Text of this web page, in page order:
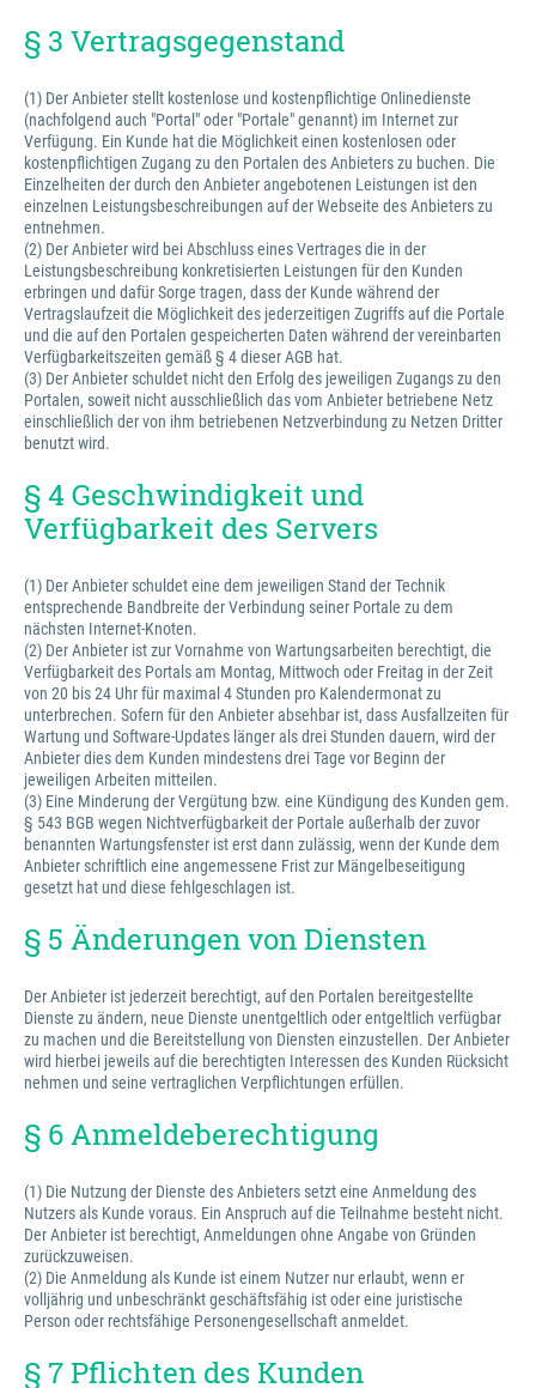
§ 3 Vertragsgegenstand
(1) Der Anbieter stellt kostenlose und kostenpflichtige Onlinedienste
(nachfolgend auch "Portal" oder "Portale" genannt) im Internet zur
Verfügung. Ein Kunde hat die Möglichkeit einen kostenlosen oder
kostenpflichtigen Zugang zu den Portalen des Anbieters zu buchen. Die
Einzelheiten der durch den Anbieter angebotenen Leistungen ist den
einzelnen Leistungsbeschreibungen auf der Webseite des Anbieters zu
entnehmen.
(2) Der Anbieter wird bei Abschluss eines Vertrages die in der
Leistungsbeschreibung konkretisierten Leistungen für den Kunden
erbringen und dafür Sorge tragen, dass der Kunde während der
Vertragslaufzeit die Möglichkeit des jederzeitigen Zugriffs auf die Portale
und die auf den Portalen gespeicherten Daten während der vereinbarten
Verfügbarkeitszeiten gemäß § 4 dieser AGB hat.
(3) Der Anbieter schuldet nicht den Erfolg des jeweiligen Zugangs zu den
Portalen, soweit nicht ausschließlich das vom Anbieter betriebene Netz
einschließlich der von ihm betriebenen Netzverbindung zu Netzen Dritter
benutzt wird.
§ 4 Geschwindigkeit und
Verfügbarkeit des Servers
(1) Der Anbieter schuldet eine dem jeweiligen Stand der Technik
entsprechende Bandbreite der Verbindung seiner Portale zu dem
nächsten Internet-Knoten.
(2) Der Anbieter ist zur Vornahme von Wartungsarbeiten berechtigt, die
Verfügbarkeit des Portals am Montag, Mittwoch oder Freitag in der Zeit
von 20 bis 24 Uhr für maximal 4 Stunden pro Kalendermonat zu
unterbrechen. Sofern für den Anbieter absehbar ist, dass Ausfallzeiten für
Wartung und Software-Updates länger als drei Stunden dauern, wird der
Anbieter dies dem Kunden mindestens drei Tage vor Beginn der
jeweiligen Arbeiten mitteilen.
(3) Eine Minderung der Vergütung bzw. eine Kündigung des Kunden gem.
§ 543 BGB wegen Nichtverfügbarkeit der Portale außerhalb der zuvor
benannten Wartungsfenster ist erst dann zulässig, wenn der Kunde dem
Anbieter schriftlich eine angemessene Frist zur Mängelbeseitigung
gesetzt hat und diese fehlgeschlagen ist.
§ 5 Änderungen von Diensten
Der Anbieter ist jederzeit berechtigt, auf den Portalen bereitgestellte
Dienste zu ändern, neue Dienste unentgeltlich oder entgeltlich verfügbar
zu machen und die Bereitstellung von Diensten einzustellen. Der Anbieter
wird hierbei jeweils auf die berechtigten Interessen des Kunden Rücksicht
nehmen und seine vertraglichen Verpflichtungen erfüllen.
§ 6 Anmeldeberechtigung
(1) Die Nutzung der Dienste des Anbieters setzt eine Anmeldung des
Nutzers als Kunde voraus. Ein Anspruch auf die Teilnahme besteht nicht.
Der Anbieter ist berechtigt, Anmeldungen ohne Angabe von Gründen
zurückzuweisen.
(2) Die Anmeldung als Kunde ist einem Nutzer nur erlaubt, wenn er
volljährig und unbeschränkt geschäftsfähig ist oder eine juristische
Person oder rechtsfähige Personengesellschaft anmeldet.
§ 7 Pflichten des Kunden